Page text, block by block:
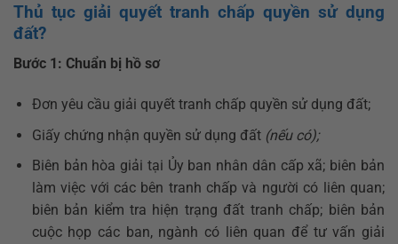
Thủ tục giải quyết tranh chấp quyền sử dụng
đất?
Bước 1: Chuẩn bị hồ sơ
Đơn yêu cầu giải quyết tranh chấp quyền sử dụng đất;
Giấy chứng nhận quyền sử dụng đất (nếu có);
Biên bản hòa giải tại Ủy ban nhân dân cấp xã; biên bản
làm việc với các bên tranh chấp và người có liên quan;
biên bản kiểm tra hiện trạng đất tranh chấp; biên bản
cuộc họp các ban, ngành có liên quan để tư vấn giải